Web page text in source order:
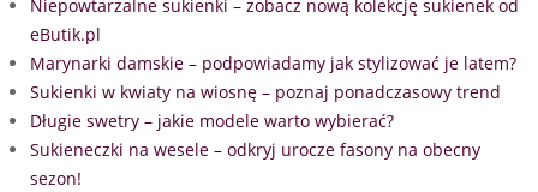
Niepowtarzalne sukienki – zobacz nową kolekcję sukienek od
eButik.pl
Marynarki damskie – podpowiadamy jak stylizować je latem?
Sukienki w kwiaty na wiosnę – poznaj ponadczasowy trend
Długie swetry – jakie modele warto wybierać?
Sukieneczki na wesele – odkryj urocze fasony na obecny
sezon!